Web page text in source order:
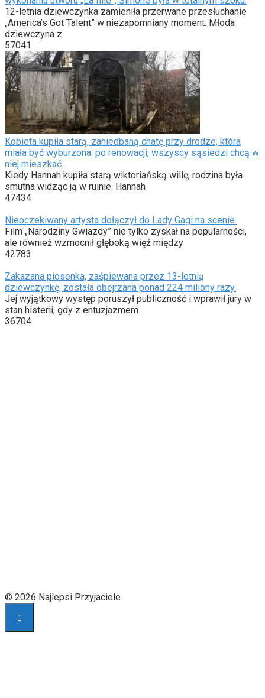
12-letnia dziewczynka zamieniła przerwane przesłuchanie
„America’s Got Talent” w niezapomniany moment. Młoda
dziewczyna z
57041
Kobieta kupiła starą, zaniedbaną chatę przy drodze, która
miała być wyburzona: po renowacji, wszyscy sąsiedzi chcą w
niej mieszkać.
Kiedy Hannah kupiła starą wiktoriańską willę, rodzina była
smutna widząc ją w ruinie. Hannah
47434
Nieoczekiwany artysta dołączył do Lady Gagi na scenie.
Film „Narodziny Gwiazdy” nie tylko zyskał na popularności,
ale również wzmocnił głęboką więź między
42783
Zakazana piosenka, zaśpiewana przez 13-letnią
dziewczynkę, została obejrzana ponad 224 miliony razy.
Jej wyjątkowy występ poruszył publiczność i wprawił jury w
stan histerii, gdy z entuzjazmem
36704
© 2026 Najlepsi Przyjaciele